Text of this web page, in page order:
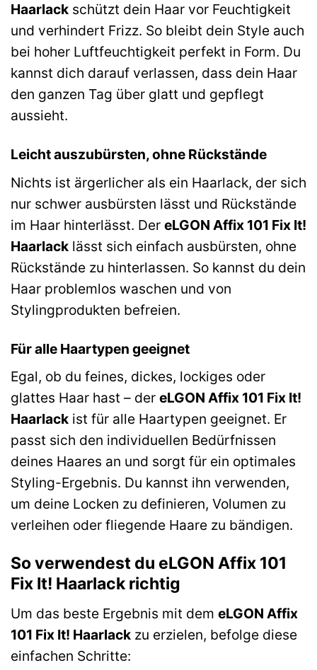
Haarlack schützt dein Haar vor Feuchtigkeit
und verhindert Frizz. So bleibt dein Style auch
bei hoher Luftfeuchtigkeit perfekt in Form. Du
kannst dich darauf verlassen, dass dein Haar
den ganzen Tag über glatt und gepflegt
aussieht.
Leicht auszubürsten, ohne Rückstände
Nichts ist ärgerlicher als ein Haarlack, der sich
nur schwer ausbürsten lässt und Rückstände
im Haar hinterlässt. Der eLGON Affix 101 Fix It!
Haarlack lässt sich einfach ausbürsten, ohne
Rückstände zu hinterlassen. So kannst du dein
Haar problemlos waschen und von
Stylingprodukten befreien.
Für alle Haartypen geeignet
Egal, ob du feines, dickes, lockiges oder
glattes Haar hast – der eLGON Affix 101 Fix It!
Haarlack ist für alle Haartypen geeignet. Er
passt sich den individuellen Bedürfnissen
deines Haares an und sorgt für ein optimales
Styling-Ergebnis. Du kannst ihn verwenden,
um deine Locken zu definieren, Volumen zu
verleihen oder fliegende Haare zu bändigen.
So verwendest du eLGON Affix 101
Fix It! Haarlack richtig
Um das beste Ergebnis mit dem eLGON Affix
101 Fix It! Haarlack zu erzielen, befolge diese
einfachen Schritte: